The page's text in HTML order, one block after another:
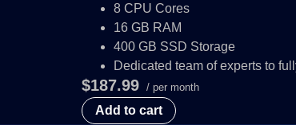
8 CPU Cores
16 GB RAM
400 GB SSD Storage
Dedicated team of experts to
$187.99 / per month
Add to cart